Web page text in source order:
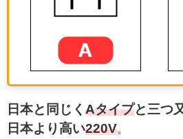
日本と同じく Aタイプと三つ
日本より高い220V